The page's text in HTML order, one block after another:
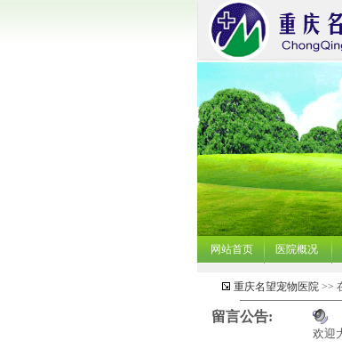
网站首页 医院概况
重庆名望宠物医院 >>
留言公告:
欢迎